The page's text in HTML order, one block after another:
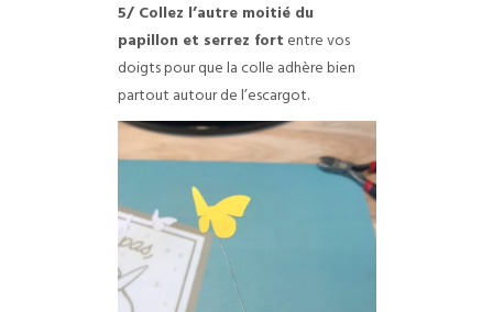
5/ Collez l’autre moitié du
papillon et serrez fort entre vos
doigts pour que la colle adhère bien
partout autour de l’escargot.